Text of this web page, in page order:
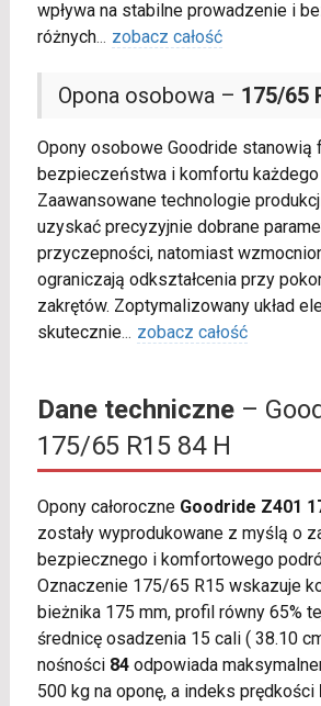
wpływa na stabilne prowadzenie i
różnych... zobacz całość
Opona osobowa – 175/65
Opony osobowe Goodride stanowią
bezpieczeństwa i komfortu każdego
Zaawansowane technologie
uzyskać precyzyjnie dobrane
przyczepności, natomiast
ograniczają odkształcenia przy
zakrętów. Zoptymalizowany układ
skutecznie... zobacz całość
Dane techniczne–
175/65 R15 84 H
Opony całoroczne Goodride Z401
zostały wyprodukowane z myślą o
bezpiecznego i komfortowego
Oznaczenie 175/65 R15 wskazuje
bieżnika 175 mm, profil równy 65%
średnicę osadzenia 15 cali ( 38.10
nośności 84odpowiada
500 kg na oponę, a indeks prędkości